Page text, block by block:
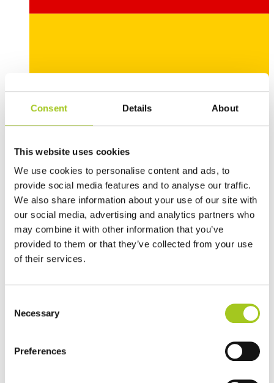
Consent Details About
This website uses cookies
We use cookies to personalise content and ads, to
provide social media features and to analyse our traffic.
We also share information about your use of our site with
our social media, advertising and analytics partners who
may combine it with other information that you’ve
provided to them or that they’ve collected from your use
of their services.
Selection
Necessary
Preferences
Dansk